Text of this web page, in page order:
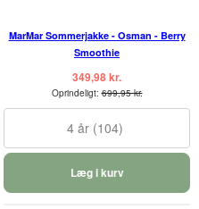
MarMar Sommerjakke - Osman - Berry
Smoothie
349,98 kr.
Oprindeligt:699,95 kr.
4 år (104)
Læg i kurv